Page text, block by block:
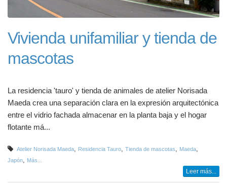
Vivienda unifamiliar y tienda de
mascotas
La residencia 'tauro' y tienda de animales de atelier Norisada
Maeda crea una separación clara en la expresión arquitectónica
entre el vidrio fachada almacenar en la planta baja y el hogar
flotante má...
Atelier Norisada Maeda Residencia Tauro Tienda de mascotas Maeda
Japón Más...
Leer más...